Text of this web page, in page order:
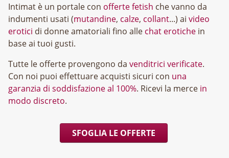
Intimat è un portale con offerte fetish che vanno da
indumenti usati (mutandine, calze, collant...) ai video
erotici di donne amatoriali fino alle chat erotiche in
base ai tuoi gusti.
Tutte le offerte provengono da venditrici verificate.
Con noi puoi effettuare acquisti sicuri con una
garanzia di soddisfazione al 100%. Ricevi la merce in
modo discreto.
SFOGLIA LE OFFERTE